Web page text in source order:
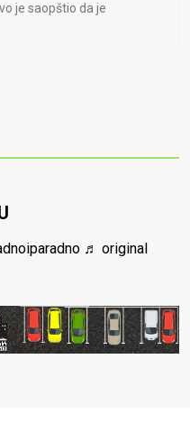
je saopštio da je
♬ original